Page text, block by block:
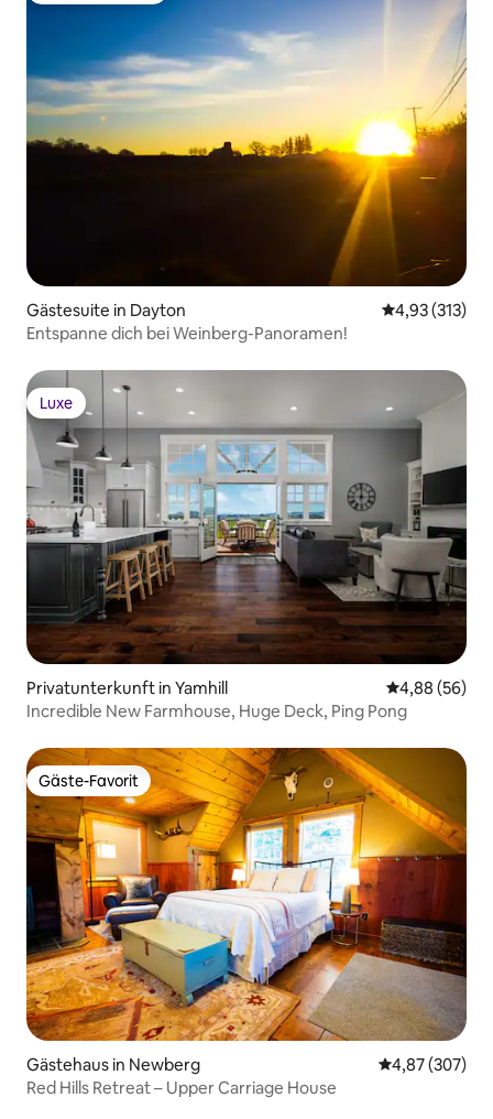
Gästesuite in Dayton
4,93 (313)
Entspanne dich bei Weinberg-Panoramen!
Luxe
Luxe
Privatunterkunft in Yamhill
4,88 (56)
Incredible New Farmhouse, Huge Deck, Ping Pong
Gäste-Favorit
Gäste-Favorit
Gästehaus in Newberg
4,87 (307)
Red Hills Retreat – Upper Carriage House